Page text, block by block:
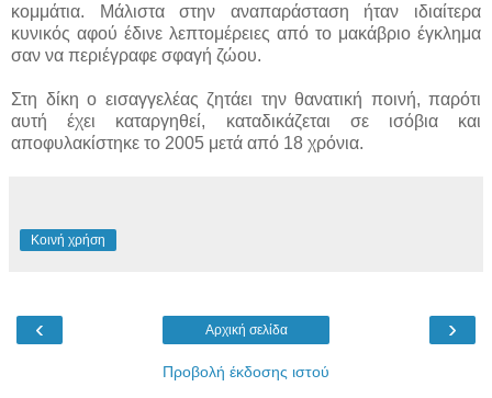
κομμάτια. Μάλιστα στην αναπαράσταση ήταν ιδιαίτερα
κυνικός αφού έδινε λεπτομέρειες από το μακάβριο έγκλημα
σαν να περιέγραφε σφαγή ζώου.
Στη δίκη ο εισαγγελέας ζητάει την θανατική ποινή, παρότι
αυτή έχει καταργηθεί, καταδικάζεται σε ισόβια και
αποφυλακίστηκε το 2005 μετά από 18 χρόνια.
Κοινή χρήση
‹ ›
Αρχική σελίδα
Προβολή έκδοσης ιστού